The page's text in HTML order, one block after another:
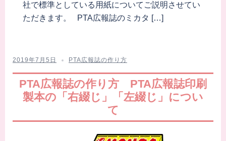
社で標準としている用紙についてご説明させてい
ただきます。 PTA広報誌のミカタ […]
2019年7月5日 PTA広報誌の作り方
PTA広報誌の作り方 PTA広報誌印刷
製本の「右綴じ」「左綴じ」につい
て